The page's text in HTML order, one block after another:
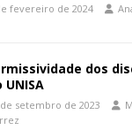
fevereiro de 2024
dos
UNISA
setembro de 2023